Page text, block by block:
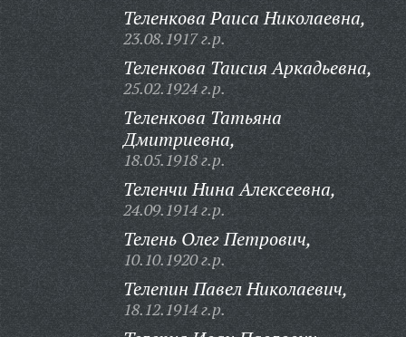
Теленкова Раиса Николаевна,
23.08.1917 г.р.
Теленкова Таисия Аркадьевна,
25.02.1924 г.р.
Теленкова Татьяна
Дмитриевна,
18.05.1918 г.р.
Теленчи Нина Алексеевна,
24.09.1914 г.р.
Телень Олег Петрович,
10.10.1920 г.р.
Телепин Павел Николаевич,
18.12.1914 г.р.